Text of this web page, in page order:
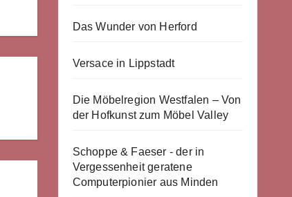
Das Wunder von Herford
Versace in Lippstadt
Die Möbelregion Westfalen – Von
der Hofkunst zum Möbel Valley
Schoppe & Faeser - der in
Vergessenheit geratene
Computerpionier aus Minden